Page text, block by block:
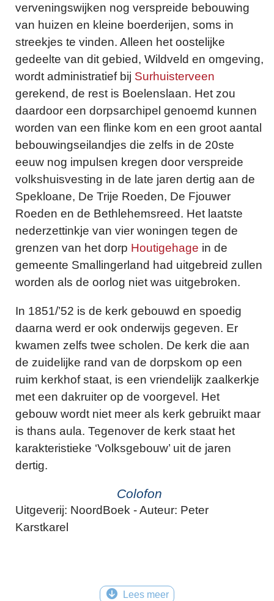
verveningswijken nog verspreide bebouwing
van huizen en kleine boerderijen, soms in
streekjes te vinden. Alleen het oostelijke
gedeelte van dit gebied, Wildveld en omgeving,
wordt administratief bij Surhuisterveen
gerekend, de rest is Boelenslaan. Het zou
daardoor een dorpsarchipel genoemd kunnen
worden van een flinke kom en een groot aantal
bebouwingseilandjes die zelfs in de 20ste
eeuw nog impulsen kregen door verspreide
volkshuisvesting in de late jaren dertig aan de
Spekloane, De Trije Roeden, De Fjouwer
Roeden en de Bethlehemsreed. Het laatste
nederzettinkje van vier woningen tegen de
grenzen van het dorp Houtigehage in de
gemeente Smallingerland had uitgebreid zullen
worden als de oorlog niet was uitgebroken.
In 1851/’52 is de kerk gebouwd en spoedig
daarna werd er ook onderwijs gegeven. Er
kwamen zelfs twee scholen. De kerk die aan
de zuidelijke rand van de dorpskom op een
ruim kerkhof staat, is een vriendelijk zaalkerkje
met een dakruiter op de voorgevel. Het
gebouw wordt niet meer als kerk gebruikt maar
is thans aula. Tegenover de kerk staat het
karakteristieke ‘Volksgebouw’ uit de jaren
dertig.
Colofon
Uitgeverij: NoordBoek - Auteur: Peter
Karstkarel
Lees meer